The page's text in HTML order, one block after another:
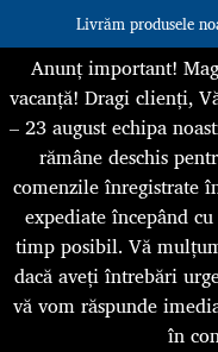
Livrăm produsele
Anunț important!
vacanță! Dragi clienți,
– 23 august echipa
rămâne deschis
comenzile înregistrate
expediate începând
timp posibil. Vă
dacă aveți întrebări
vă vom răspunde
în